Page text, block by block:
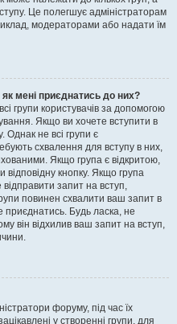
Це полегшує адміністраторам
модераторами або надати їм
як мені приєднатись до них?
групи користувачів за допомогою
Якщо ви хочете вступити в
Однак не всі групи є
схвалення для вступу в них,
Якщо група є відкритою,
кнопку. Якщо група
запит на вступ,
повинен схвалити ваш запит в
приєднатись. Будь ласка, не
він відхилив ваш запит на вступ,
форуму, під час їх
у створенні групи, для